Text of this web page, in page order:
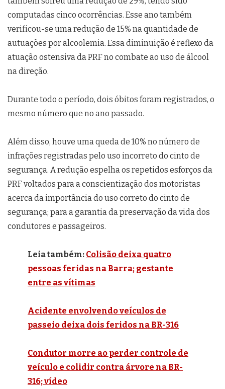
computadas cinco ocorrências. Esse ano também
verificou-se uma redução de 15% na quantidade de
autuações por alcoolemia. Essa diminuição é reflexo da
atuação ostensiva da PRF no combate ao uso de álcool
na direção.
Durante todo o período, dois óbitos foram registrados, o
mesmo número que no ano passado.
Além disso, houve uma queda de 10% no número de
infrações registradas pelo uso incorreto do cinto de
segurança. A redução espelha os repetidos esforços da
PRF voltados para a conscientização dos motoristas
acerca da importância do uso correto do cinto de
segurança; para a garantia da preservação da vida dos
condutores e passageiros.
Leia também: Colisão deixa quatro
pessoas feridas na Barra; gestante
entre as vítimas
Acidente envolvendo veículos de
passeio deixa dois feridos na BR-316
Condutor morre ao perder controle de
veículo e colidir contra árvore na BR-
316; vídeo